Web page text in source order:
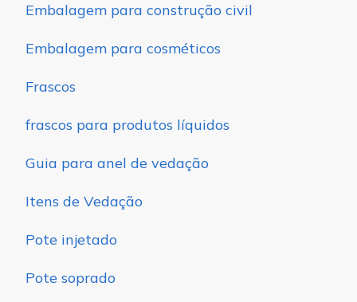
Embalagem para construção civil
Embalagem para cosméticos
Frascos
frascos para produtos líquidos
Guia para anel de vedação
Itens de Vedação
Pote injetado
Pote soprado